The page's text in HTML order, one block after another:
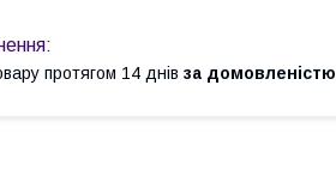
протягом 14 днів за домовленістю